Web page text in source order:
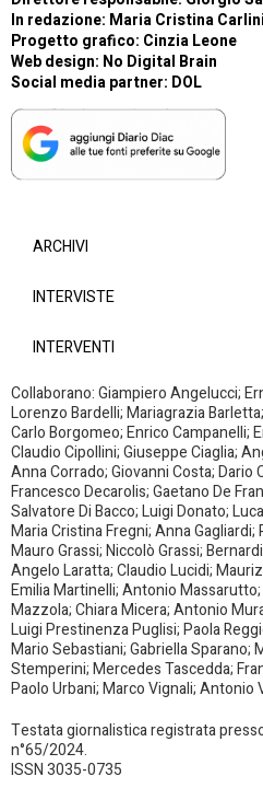
In redazione: Maria Cristina
Progetto grafico: Cinzia Leone
Web design: No Digital Brain
Social media partner: DOL
ARCHIVI
INTERVISTE
INTERVENTI
Collaborano: Giampiero Angelucci;
Lorenzo Bardelli; Mariagrazia
Carlo Borgomeo; Enrico Campanelli;
Claudio Cipollini; Giuseppe Ciaglia;
Anna Corrado; Giovanni Costa; Dario
Francesco Decarolis; Gaetano De
Salvatore Di Bacco; Luigi Donato;
Maria Cristina Fregni; Anna Gagliardi;
Mauro Grassi; Niccolò Grassi;
Angelo Laratta; Claudio Lucidi;
Emilia Martinelli; Antonio
Mazzola; Chiara Micera; Antonio
Luigi Prestinenza Puglisi; Paola
Mario Sebastiani; Gabriella
Stemperini; Mercedes Tascedda;
Paolo Urbani; Marco Vignali; Antonio
Testata giornalistica registrata
n°65/2024.
ISSN 3035-0735